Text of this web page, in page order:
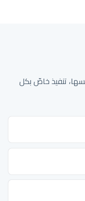
تنفيذ خاصّ بكل